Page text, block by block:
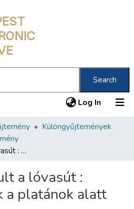
Search
Log In (current)
Különgyűjtemények
Száz éve indult a lóvasút : Kocogó lovak a platánok alatt
a lóvasút :
a platánok alatt